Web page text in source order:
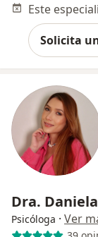
Solicita
Dra.
Psicóloga · Ver